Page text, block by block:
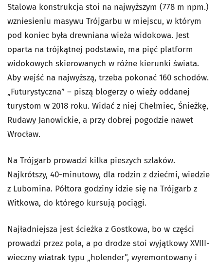
Stalowa konstrukcja stoi na najwyższym (778 m npm.)
wzniesieniu masywu Trójgarbu w miejscu, w którym
pod koniec była drewniana wieża widokowa. Jest
oparta na trójkątnej podstawie, ma pięć platform
widokowych skierowanych w różne kierunki świata.
Aby wejść na najwyższą, trzeba pokonać 160 schodów.
„Futurystyczna” – piszą blogerzy o wieży oddanej
turystom w 2018 roku. Widać z niej Chełmiec, Śnieżkę,
Rudawy Janowickie, a przy dobrej pogodzie nawet
Wrocław.
Na Trójgarb prowadzi kilka pieszych szlaków.
Najkrótszy, 40-minutowy, dla rodzin z dziećmi, wiedzie
z Lubomina. Półtora godziny idzie się na Trójgarb z
Witkowa, do którego kursują pociągi.
Najładniejsza jest ścieżka z Gostkowa, bo w części
prowadzi przez pola, a po drodze stoi wyjątkowy XVIII-
wieczny wiatrak typu „holender”, wyremontowany i